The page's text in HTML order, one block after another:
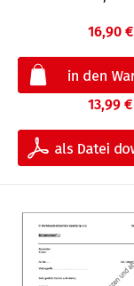
16,90 €
13,99 €